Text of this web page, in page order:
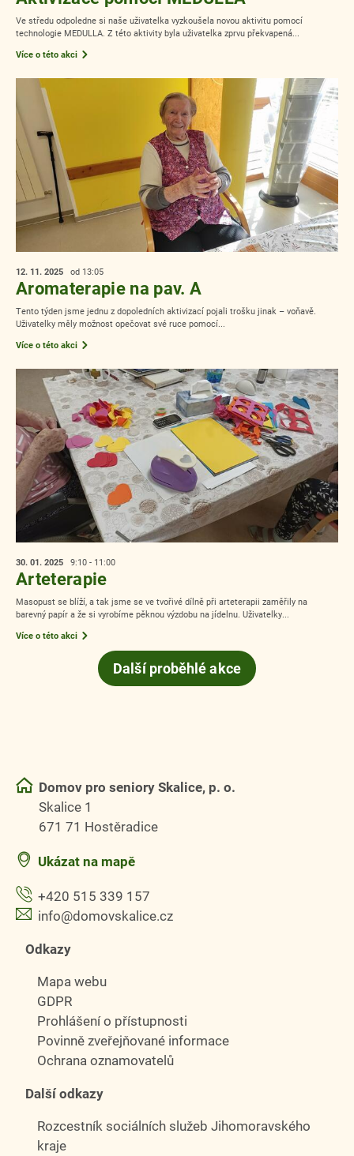
Ve středu odpoledne si naše uživatelka vyzkoušela novou aktivitu pomocí
technologie MEDULLA. Z této aktivity byla uživatelka zprvu překvapená...
Více o této akci
12. 11. 2025 od 13:05
Aromaterapie na pav. A
Tento týden jsme jednu z dopoledních aktivizací pojali trošku jinak – voňavě.
Uživatelky měly možnost opečovat své ruce pomocí...
Více o této akci
30. 01. 2025 9:10 - 11:00
Arteterapie
Masopust se blíží, a tak jsme se ve tvořivé dílně při arteterapii zaměřily na
barevný papír a že si vyrobíme pěknou výzdobu na jídelnu. Uživatelky...
Více o této akci
Další proběhlé akce
Domov pro seniory Skalice, p. o.
Skalice 1
671 71 Hostěradice
Ukázat na mapě
+420 515 339 157
info@domovskalice.cz
Odkazy
Mapa webu
GDPR
Prohlášení o přístupnosti
Povinně zveřejňované informace
Ochrana oznamovatelů
Další odkazy
Rozcestník sociálních služeb Jihomoravského
kraje